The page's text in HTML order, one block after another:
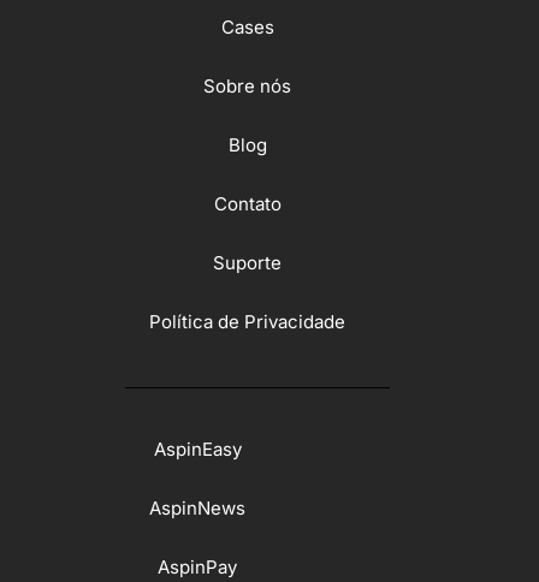
Cases
Sobre nós
Blog
Contato
Suporte
Política de Privacidade
AspinEasy
AspinNews
AspinPay